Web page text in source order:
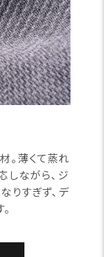
。薄くて蒸れ
しながら、ジ
りすぎず、デ